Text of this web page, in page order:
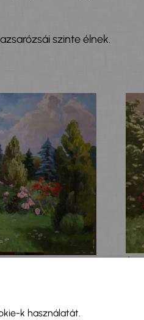
szinte élnek.
k használatát.